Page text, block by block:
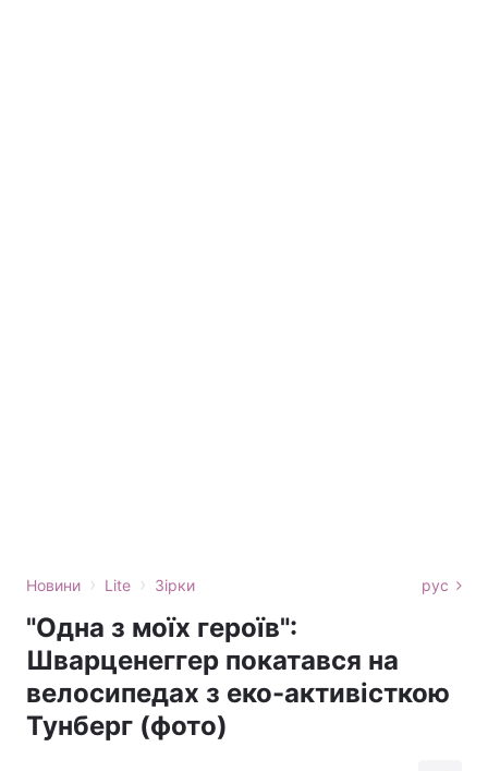
Новини › Lite › Зірки рус
"Одна з моїх героїв":
Шварценеггер покатався на
велосипедах з еко-активісткою
Тунберг (фото)